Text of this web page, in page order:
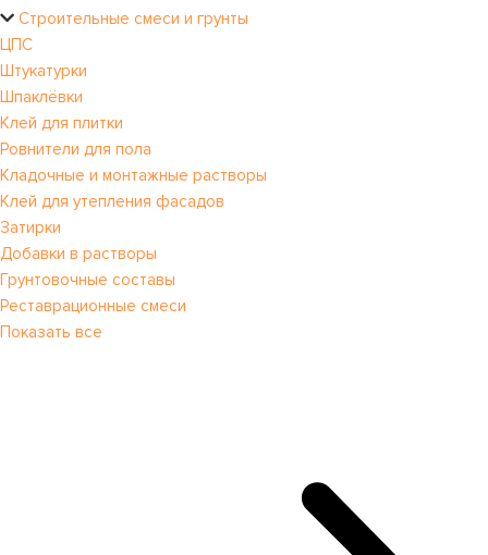
Строительные смеси и грунты
ЦПС
Штукатурки
Шпаклёвки
Клей для плитки
Ровнители для пола
Кладочные и монтажные растворы
Клей для утепления фасадов
Затирки
Добавки в растворы
Грунтовочные составы
Реставрационные смеси
Показать все